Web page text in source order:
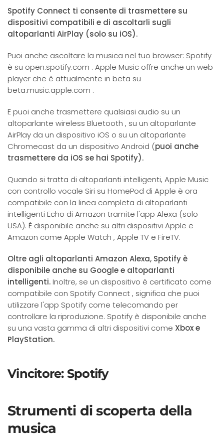
Spotify Connect ti consente di trasmettere su
dispositivi compatibili e di ascoltarli sugli
altoparlanti AirPlay (solo su iOS).
Puoi anche ascoltare la musica nel tuo browser: Spotify
è su open.spotify.com . Apple Music offre anche un web
player che è attualmente in beta su
beta.music.apple.com .
E puoi anche trasmettere qualsiasi audio su un
altoparlante wireless Bluetooth , su un altoparlante
AirPlay da un dispositivo iOS o su un altoparlante
Chromecast da un dispositivo Android (puoi anche
trasmettere da iOS se hai Spotify).
Quando si tratta di altoparlanti intelligenti, Apple Music
con controllo vocale Siri su HomePod di Apple è ora
compatibile con la linea completa di altoparlanti
intelligenti Echo di Amazon tramite l'app Alexa (solo
USA). È disponibile anche su altri dispositivi Apple e
Amazon come Apple Watch , Apple TV e FireTV.
Oltre agli altoparlanti Amazon Alexa, Spotify è
disponibile anche su Google e altoparlanti
intelligenti.Inoltre, se un dispositivo è certificato come
compatibile con Spotify Connect , significa che puoi
utilizzare l'app Spotify come telecomando per
controllare la riproduzione. Spotify è disponibile anche
su una vasta gamma di altri dispositivi come Xbox e
PlayStation.
Vincitore: Spotify
Strumenti di scoperta della
musica